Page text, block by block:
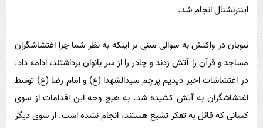
اینترنشنال انجام شد.
نبویان در واکنش به سوالی مبنی بر اینکه به نظر شما چرا اغتشاشگران
مساجد و قرآن را آتش زدند و چادر را از سر بانوان برداشتند، ادامه داد:
در اغتشاشات اخیر دیدیم پرچم سیدالشهدا (ع) و امام رضا (ع) توسط
اغتشاشگران به آتش کشیده شد. به هیچ وجه این اقدامات از سوی
کسانی که قائل به تفکر تشیع هستند، انجام نشده است. از سوی دیگر